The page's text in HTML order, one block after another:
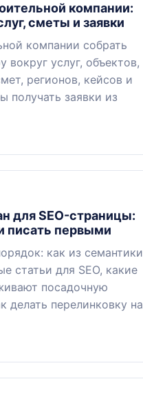
компании:
сметы и заявки
компании собрать
вокруг услуг, объектов,
регионов, кейсов и
получать заявки из
для SEO-страницы:
писать первыми
как из семантики
статьи для SEO, какие
посадочную
делать перелинковку на